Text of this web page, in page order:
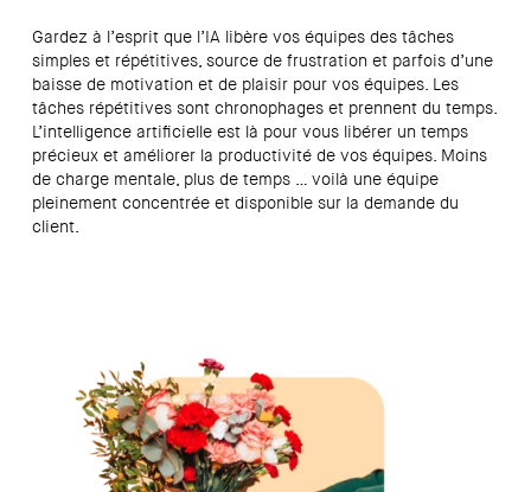
Gardez à l’esprit que l’IA libère vos équipes des tâches
simples et répétitives, source de frustration et parfois d’une
baisse de motivation et de plaisir pour vos équipes. Les
tâches répétitives sont chronophages et prennent du temps.
L’intelligence artificielle est là pour vous libérer un temps
précieux et améliorer la productivité de vos équipes. Moins
de charge mentale, plus de temps … voilà une équipe
pleinement concentrée et disponible sur la demande du
client.